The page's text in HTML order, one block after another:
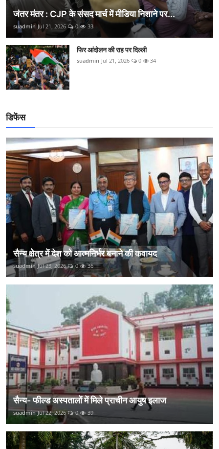
जंतर मंतर : CJP के संसद मार्च में मीडिया निशाने पर...
suadmin Jul 21, 2026 0 33
फिर आंदोलन की राह पर दिल्ली
suadmin Jul 21, 2026 0 34
डिफेंस
सैन्य क्षेत्र में देश को आत्मनिर्भर बनाने की कवायद
suadmin Jul 23, 2026 0 36
सैन्य- फील्ड अस्पतालों में मिले प्राचीन आयुष इलाज
suadmin Jul 22, 2026 0 39